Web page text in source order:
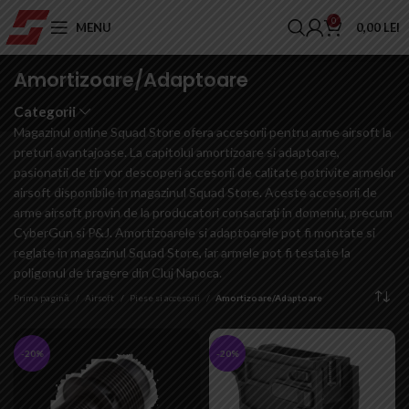
MENU 0 0,00 LEI
Amortizoare/Adaptoare
Categorii
Magazinul online Squad Store ofera accesorii pentru arme airsoft la
preturi avantajoase. La capitolul amortizoare si adaptoare,
pasionatii de tir vor descoperi accesorii de calitate potrivite armelor
airsoft disponibile in magazinul Squad Store. Aceste accesorii de
arme airsoft provin de la producatori consacrați in domeniu, precum
CyberGun si P&J. Amortizoarele si adaptoarele pot fi montate si
reglate in magazinul Squad Store, iar armele pot fi testate la
poligonul de tragere din Cluj Napoca.
Prima pagină Airsoft Piese si accesorii Amortizoare/Adaptoare
-20% -20%